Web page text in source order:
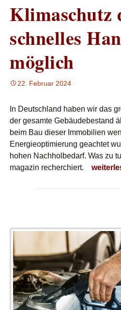
Klimaschutz
schnelles
möglich
22. Februar 2024
In Deutschland haben wir das
der gesamte Gebäudebestand
beim Bau dieser Immobilien
Energieoptimierung geachtet
hohen Nachholbedarf. Was zu
magazin recherchiert.